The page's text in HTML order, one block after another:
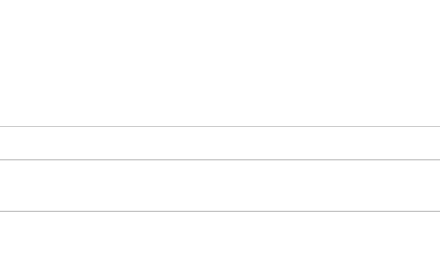
Biosseguridade: 4º, 5º e 6º elos